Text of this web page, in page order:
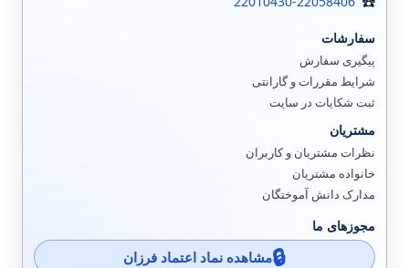
سفارشات
پیگیری سفارش
شرایط مقررات و گارانتی
ثبت شکایات در سایت
مشتریان
نظرات مشتریان و کاربران
خانواده مشتریان
مدارک دانش آموختگان
مجوزهای ما
مشاهده نماد اعتماد فرزان